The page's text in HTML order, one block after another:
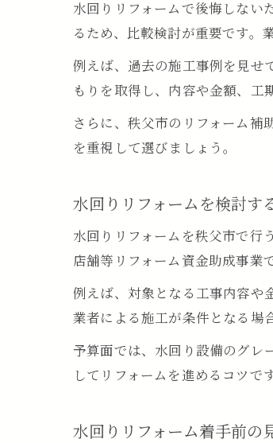
水回りリフォームで後悔しない
るため、比較検討が重要です。
例えば、過去の施工事例を見せ
もりを取得し、内容や金額、工
さらに、秩父市のリフォーム補
を重視して選びましょう。
水回りリフォームを検討す
水回りリフォームを秩父市で行
店舗等リフォーム資金助成事業
例えば、対象となる工事内容や
業者による施工が条件となる場
予算面では、水回り設備のグレ
してリフォームを進めるコツです
水回りリフォーム着手前の